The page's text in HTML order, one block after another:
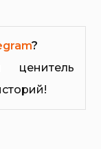
?
ценитель